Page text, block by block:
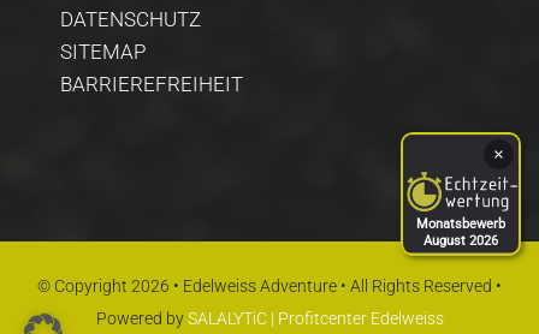
DATENSCHUTZ
SITEMAP
BARRIEREFREIHEIT
© Copyright 2026 • Edelweiss Adventure • All Rights Reserved •
Powered bySALALYTiC | Profitcenter Edelweiss
×
Monatsbewerb
August 2026